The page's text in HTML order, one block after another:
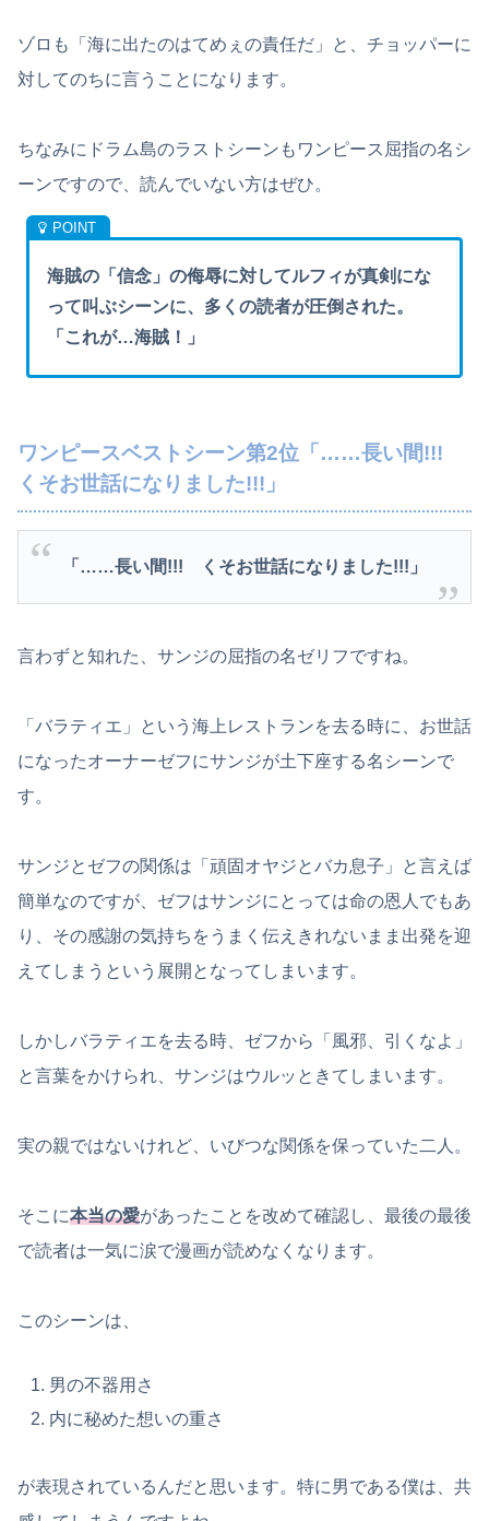
ゾロも「海に出たのはてめぇの責任だ」と、チョッパーに
対してのちに言うことになります。
ちなみにドラム島のラストシーンもワンピース屈指の名シ
ーンですので、読んでいない方はぜひ。
海賊の「信念」の侮辱に対してルフィが真剣にな
って叫ぶシーンに、多くの読者が圧倒された。
「これが…海賊！」
ワンピースベストシーン第2位「……長い間!!!
くそお世話になりました!!!」
「……長い間!!! くそお世話になりました!!!」
言わずと知れた、サンジの屈指の名ゼリフですね。
「バラティエ」という海上レストランを去る時に、お世話
になったオーナーゼフにサンジが土下座する名シーンで
す。
サンジとゼフの関係は「頑固オヤジとバカ息子」と言えば
簡単なのですが、ゼフはサンジにとっては命の恩人でもあ
り、その感謝の気持ちをうまく伝えきれないまま出発を迎
えてしまうという展開となってしまいます。
しかしバラティエを去る時、ゼフから「風邪、引くなよ」
と言葉をかけられ、サンジはウルッときてしまいます。
実の親ではないけれど、いびつな関係を保っていた二人。
そこに本当の愛があったことを改めて確認し、最後の最後
で読者は一気に涙で漫画が読めなくなります。
このシーンは、
男の不器用さ
内に秘めた想いの重さ
が表現されているんだと思います。特に男である僕は、共